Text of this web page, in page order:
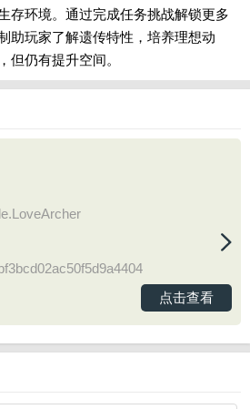
存环境。通过完成任务挑战解锁更多
助玩家了解遗传特性，培养理想动
但仍有提升空间。
点击查看